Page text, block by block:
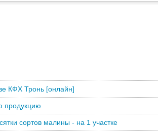
КФХ Тронь [онлайн]
продукцию
сортов малины - на 1 участке